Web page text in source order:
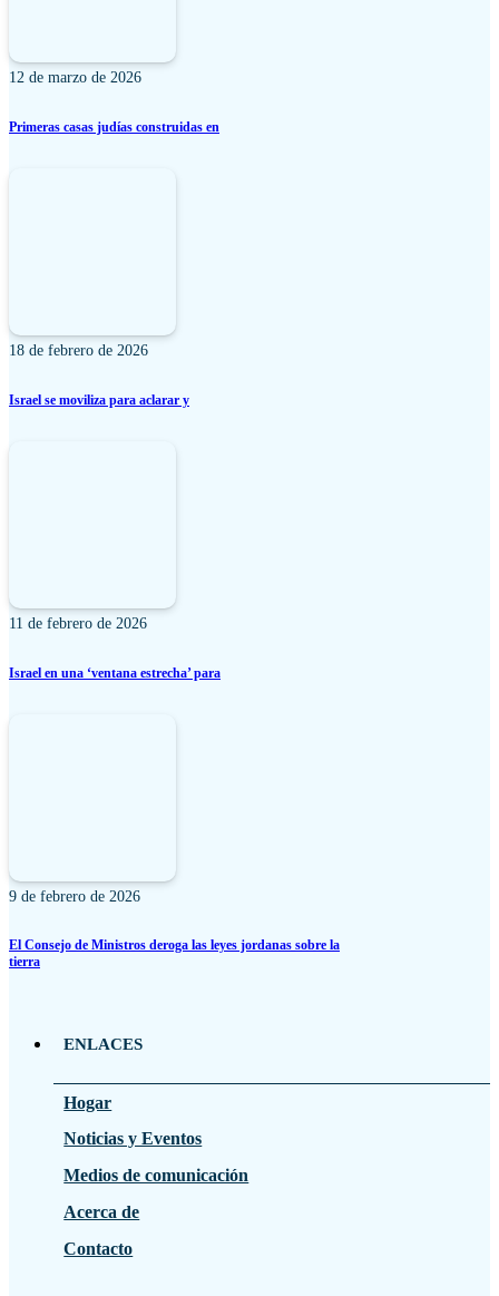
12 de marzo de 2026
Primeras casas judías construidas en
18 de febrero de 2026
Israel se moviliza para aclarar y
11 de febrero de 2026
Israel en una ‘ventana estrecha’ para
9 de febrero de 2026
El Consejo de Ministros deroga las leyes jordanas sobre la
tierra
ENLACES
Hogar
Noticias y Eventos
Medios de comunicación
Acerca de
Contacto